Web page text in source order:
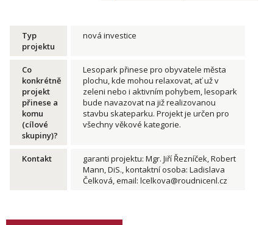
Typ
projektu
nová investice
Co
konkrétně
projekt
přinese a
komu
(cílové
skupiny)?
Lesopark přinese pro obyvatele města
plochu, kde mohou relaxovat, ať už v
zeleni nebo i aktivním pohybem, lesopark
bude navazovat na již realizovanou
stavbu skateparku. Projekt je určen pro
všechny věkové kategorie.
Kontakt
garanti projektu: Mgr. Jiří Řezníček, Robert
Mann, DiS., kontaktní osoba: Ladislava
Čelková, email: lcelkova@roudnicenl.cz